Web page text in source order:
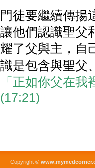
門徒要繼續傳揚
讓他們認識聖父
耀了父與主，自
識是包含與聖父
「正如你父在
(17:21)
Copyright ©